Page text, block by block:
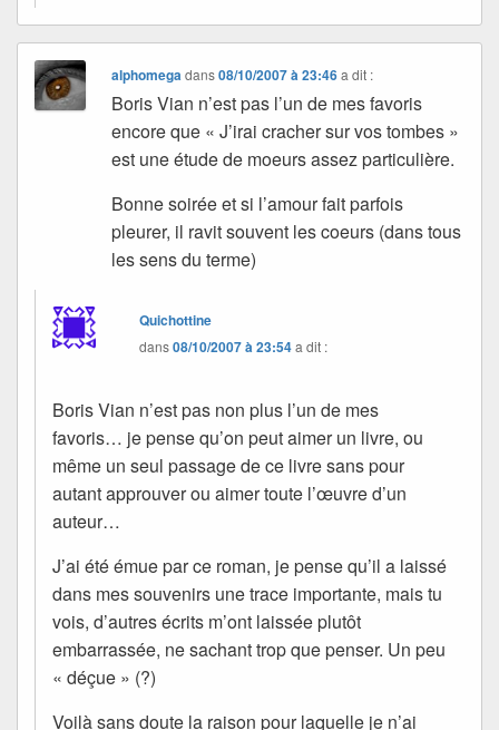
alphomega dans08/10/2007 à 23:46 a dit :
Boris Vian n’est pas l’un de mes favoris
encore que « J’irai cracher sur vos tombes »
est une étude de moeurs assez particulière.
Bonne soirée et si l’amour fait parfois
pleurer, il ravit souvent les coeurs (dans tous
les sens du terme)
Quichottine
dans08/10/2007 à 23:54a dit :
Boris Vian n’est pas non plus l’un de mes
favoris… je pense qu’on peut aimer un livre, ou
même un seul passage de ce livre sans pour
autant approuver ou aimer toute l’œuvre d’un
auteur…
J’ai été émue par ce roman, je pense qu’il a laissé
dans mes souvenirs une trace importante, mais tu
vois, d’autres écrits m’ont laissée plutôt
embarrassée, ne sachant trop que penser. Un peu
« déçue » (?)
Voilà sans doute la raison pour laquelle je n’ai